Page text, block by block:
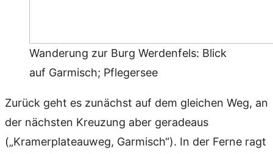
Wanderung zur Burg Werdenfels: Blick
auf Garmisch; Pflegersee
Zurück geht es zunächst auf dem gleichen Weg, an
der nächsten Kreuzung aber geradeaus
(„Kramerplateauweg, Garmisch“). In der Ferne ragt